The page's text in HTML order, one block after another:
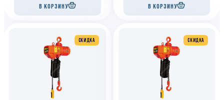
В КОРЗИНУ В КОРЗИНУ
CКИДКА CКИДКА